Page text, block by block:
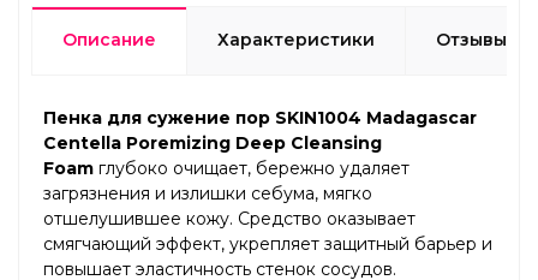
Описание Характеристики Отзывы
Пенка для сужение пор SKIN1004 Madagascar
Centella Poremizing Deep Cleansing
Foam глубоко очищает, бережно удаляет
загрязнения и излишки себума, мягко
отшелушившее кожу. Средство оказывает
смягчающий эффект, укрепляет защитный барьер и
повышает эластичность стенок сосудов.